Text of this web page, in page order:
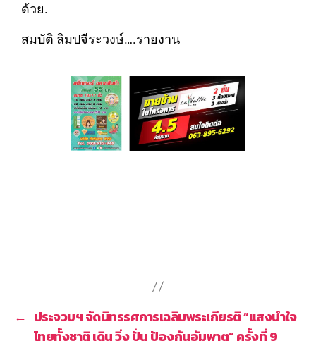
ด้วย.
สมบัติ ลิมปจีระวงษ์….รายงาน
← ประจวบฯ จัดนิทรรศการเฉลิมพระเกียรติ “แสงนำใจ
ไทยทั้งชาติ เดิน วิ่ง ปั่น ป้องกันอัมพาต” ครั้งที่ 9